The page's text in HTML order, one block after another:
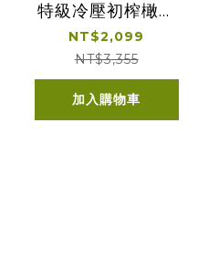
特級冷壓初榨橄欖
油 500ml 雙入經典
提盒
NT$2,099
NT$3,355
加入購物車